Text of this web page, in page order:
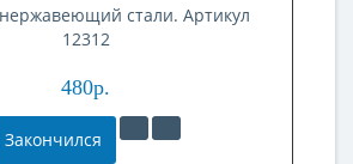
стали. Артикул
12312
480р.
Закончился